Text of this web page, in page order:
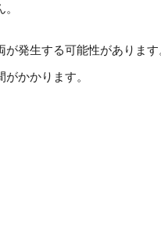
発生する可能性があります
かかります。